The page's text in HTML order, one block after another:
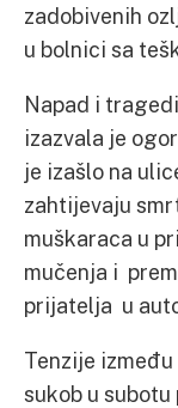
zadobivenih
u bolnici sa
Napad i
izazvala je
je izašlo na
zahtijevaju
muškaraca u
mučenja i
prijatelja u
Tenzije
sukob u